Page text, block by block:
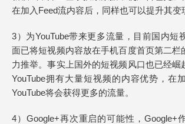
在加入Feed流内容后，同样也可以提升其变
3）为YouTube带来更多流量，目前国内短
面已将短视频内容放在手机百度首页第二栏
力推举。事实上国外的短视频风口也已经崛
YouTube拥有大量短视频的内容优势，在
YouTube将会获得更多的流量。
4）Google+再次重启的可能性，Google+